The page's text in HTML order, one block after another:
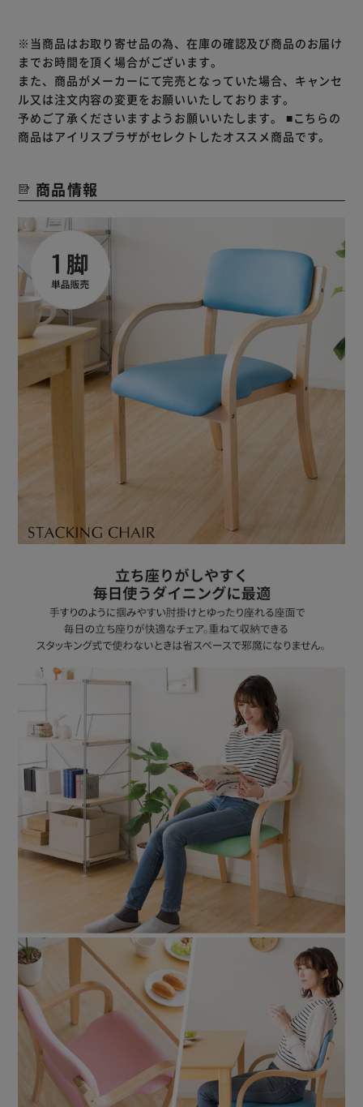
※当商品はお取り寄せ品の為、在庫の確認及び商品のお届け
までお時間を頂く場合がございます。
また、商品がメーカーにて完売となっていた場合、キャンセ
ル又は注文内容の変更をお願いいたしております。
予めご了承くださいますようお願いいたします。 ■こちらの
商品はアイリスプラザがセレクトしたオススメ商品です。
商品情報